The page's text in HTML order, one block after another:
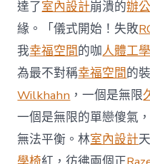
達了室內設計崩潰的辦
緣。「儀式開始！失敗
我幸福空間的咖人體工
為最不對稱幸福空間的
Wilkhahn ，一個是無限
一個是無限的單戀傻氣
無法平衡。林室內設計